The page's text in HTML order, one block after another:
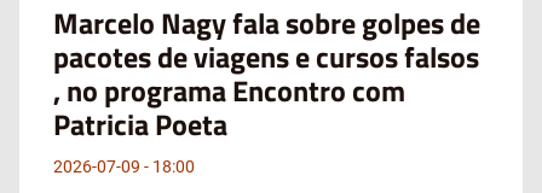
Marcelo Nagy fala sobre golpes de
pacotes de viagens e cursos falsos
, no programa Encontro com
Patricia Poeta
2026-07-09
18:00